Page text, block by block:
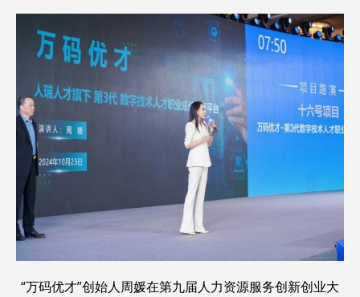
“万码优才”创始人周媛在第九届人力资源服务创新创业大